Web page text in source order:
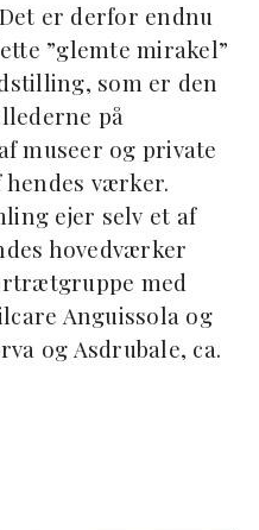
er derfor endnu
”glemte mirakel”
som er den
på
museer og private
hendes værker.
ejer selv et af
hovedværker
med
Anguissola og
og Asdrubale, ca.